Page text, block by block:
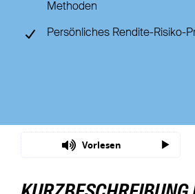
Methoden
Persönliches Rendite-Risiko-
Vorlesen